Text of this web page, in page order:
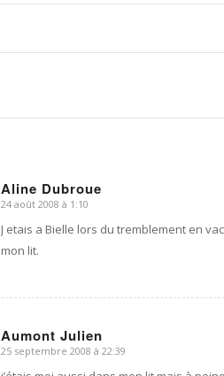
Aline Dubroue
dit
24 août 2008 à 1:10
J etais a Bielle lors du tremblement en
mon lit.
Aumont Julien
dit
25 septembre 2008 à 22:39